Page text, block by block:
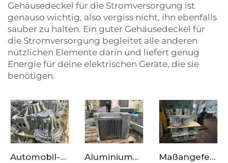
Gehäusedeckel für die Stromversorgung ist
genauso wichtig, also vergiss nicht, ihn ebenfalls
sauber zu halten. Ein guter Gehäusedeckel für
die Stromversorgung begleitet alle anderen
nützlichen Elemente darin und liefert genug
Energie für deine elektrischen Geräte, die sie
benötigen.
Automobil-Getriebegehäuse-Dieschmiede Anpassung - Aluminiumlegierungs-Dieschmiedeprodukte, OEM-Qualität, RoHS-Zertifizierung Aluminiumgusserzeugnisse Gehäuse für Kommunikationsfilter maßangefertigt hohe Qualität Maßangefertigte hochwertige Aluminiumlegierungs-Gusserzeugnisse —— Maßanfertigung von dreiteiligen Motorgehäusen